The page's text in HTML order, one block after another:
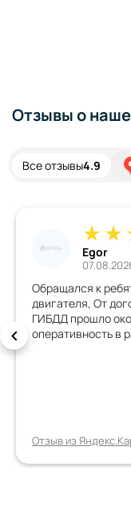
Отзывы о
Все отзывы4.9
Egor
Обращался к
двигателя, От
ГИБДД прошло
оперативность в
Отзыв из